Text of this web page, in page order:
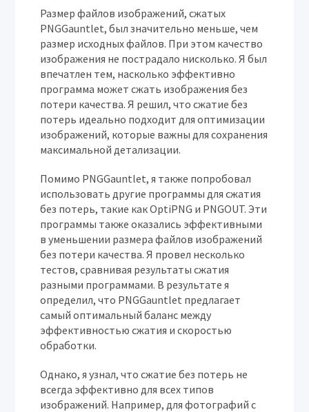
Размер файлов изображений, сжатых
PNGGauntlet, был значительно меньше, чем
размер исходных файлов. При этом качество
изображения не пострадало нисколько. Я был
впечатлен тем, насколько эффективно
программа может сжать изображения без
потери качества. Я решил, что сжатие без
потерь идеально подходит для оптимизации
изображений, которые важны для сохранения
максимальной детализации.
Помимо PNGGauntlet, я также попробовал
использовать другие программы для сжатия
без потерь, такие как OptiPNG и PNGOUT. Эти
программы также оказались эффективными
в уменьшении размера файлов изображений
без потери качества. Я провел несколько
тестов, сравнивая результаты сжатия
разными программами. В результате я
определил, что PNGGauntlet предлагает
самый оптимальный баланс между
эффективностью сжатия и скоростью
обработки.
Однако, я узнал, что сжатие без потерь не
всегда эффективно для всех типов
изображений. Например, для фотографий с